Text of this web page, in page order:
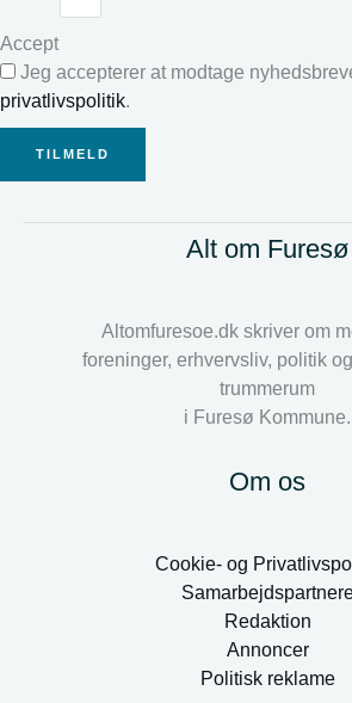
Accept
Jeg accepterer at modtage
privatlivspolitik.
TILMELD
Alt om Furesø
Altomfuresoe.dk skriver om
foreninger, erhvervsliv, politik
trummerum
i Furesø Kommune.
Om os
Cookie- og
Redaktion
Annoncer
Politisk reklame